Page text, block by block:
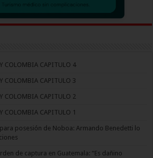
COLOMBIA CAPITULO 4
COLOMBIA CAPITULO 3
COLOMBIA CAPITULO 2
COLOMBIA CAPITULO 1
posesión de Noboa: Armando Benedetti lo
de captura en Guatemala: “Es dañino